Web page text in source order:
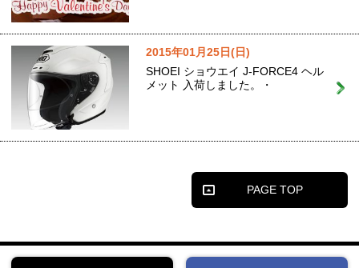
2015年01月25日(日)
SHOEI ショウエイ J-FORCE4 ヘル
メット 入荷しました。・
PAGE TOP